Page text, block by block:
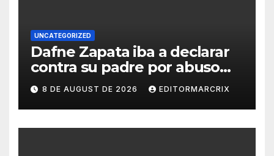
UNCATEGORIZED
Dafne Zapata iba a declarar
contra su padre por abuso
sexual
8 DE AUGUST DE 2026 EDITORMARCRIX